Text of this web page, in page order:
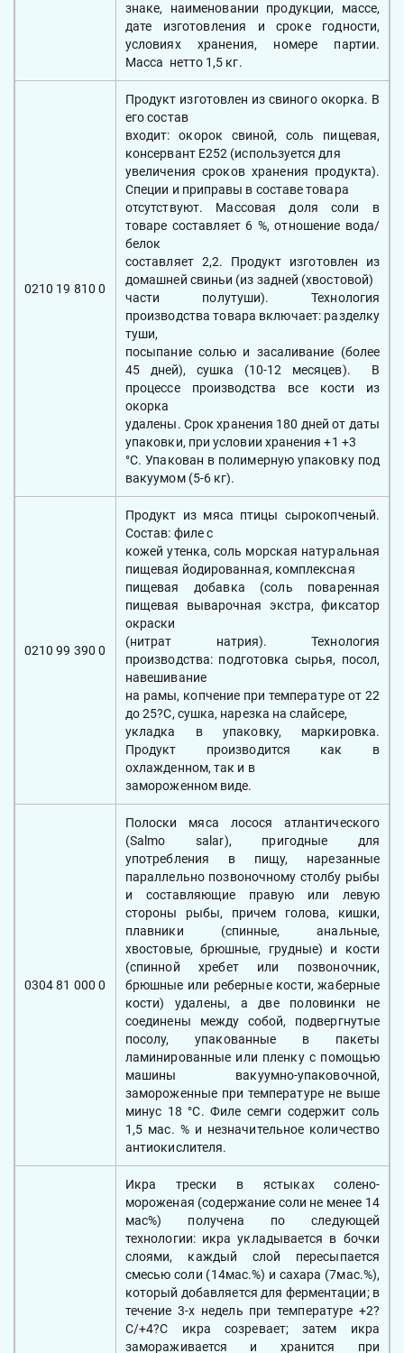
знаке, наименовании продукции, массе,
дате изготовления и сроке годности,
условиях хранения, номере партии.
Масса нетто 1,5 кг.
0210 19 810 0
Продукт изготовлен из свиного окорка. В
его состав
входит: окорок свиной, соль пищевая,
консервант Е252 (используется для
увеличения сроков хранения продукта).
Специи и приправы в составе товара
отсутствуют. Массовая доля соли в
товаре составляет 6 %, отношение вода/
белок
составляет 2,2. Продукт изготовлен из
домашней свиньи (из задней (хвостовой)
части полутуши). Технология
производства товара включает: разделку
туши,
посыпание солью и засаливание (более
45 дней), сушка (10-12 месяцев). В
процессе производства все кости из
окорка
удалены. Срок хранения 180 дней от даты
упаковки, при условии хранения +1 +3
°С. Упакован в полимерную упаковку под
вакуумом (5-6 кг).
0210 99 390 0
Продукт из мяса птицы сырокопченый.
Состав: филе с
кожей утенка, соль морская натуральная
пищевая йодированная, комплексная
пищевая добавка (соль поваренная
пищевая выварочная экстра, фиксатор
окраски
(нитрат натрия). Технология
производства: подготовка сырья, посол,
навешивание
на рамы, копчение при температуре от 22
до 25?С, сушка, нарезка на слайсере,
укладка в упаковку, маркировка.
Продукт производится как в
охлажденном, так и в
замороженном виде.
0304 81 000 0
Полоски мяса лосося атлантического
(Salmo salar), пригодные для
употребления в пищу, нарезанные
параллельно позвоночному столбу рыбы
и составляющие правую или левую
стороны рыбы, причем голова, кишки,
плавники (спинные, анальные,
хвостовые, брюшные, грудные) и кости
(спинной хребет или позвоночник,
брюшные или реберные кости, жаберные
кости) удалены, а две половинки не
соединены между собой, подвергнутые
посолу, упакованные в пакеты
ламинированные или пленку с помощью
машины вакуумно-упаковочной,
замороженные при температуре не выше
минус 18 °С. Филе семги содержит соль
1,5 мас. % и незначительное количество
антиокислителя.
Икра трески в ястыках солено-
мороженая (содержание соли не менее 14
мас%) получена по следующей
технологии: икра укладывается в бочки
слоями, каждый слой пересыпается
смесью соли (14мас.%) и сахара (7мас.%),
который добавляется для ферментации; в
течение 3-х недель при температуре +2?
С/+4?С икра созревает; затем икра
замораживается и хранится при